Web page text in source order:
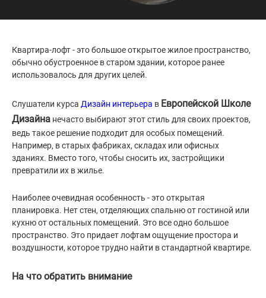
Квартира-лофт - это большое открытое жилое пространство,
обычно обустроенное в старом здании, которое ранее
использовалось для других целей.
Слушатели курса Дизайн интерьера в Европейской Школе
Дизайна нечасто выбирают этот стиль для своих проектов,
ведь такое решение подходит для особых помещений.
Например, в старых фабриках, складах или офисных
зданиях. Вместо того, чтобы сносить их, застройщики
превратили их в жилье.
Наиболее очевидная особенность - это открытая
планировка. Нет стен, отделяющих спальню от гостиной или
кухню от остальных помещений. Это все одно большое
пространство. Это придает лофтам ощущение простора и
воздушности, которое трудно найти в стандартной квартире.
На что обратить внимание